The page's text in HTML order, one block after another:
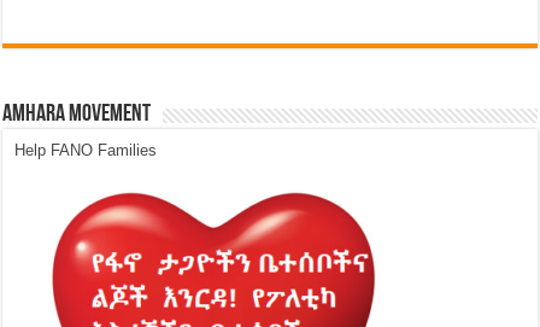
Amhara Movement
Help FANO Families